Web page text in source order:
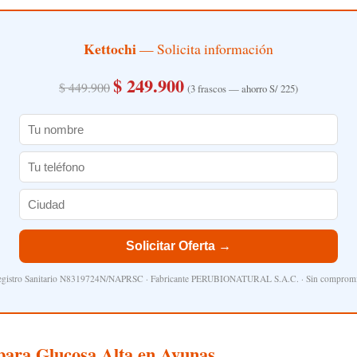
Kettochi— Solicita información
$ 449.900$ 249.900 (3 frascos — ahorro S/ 225)
Solicitar Oferta →
Sanitario N8319724N/NAPRSC · Fabricante PERUBIONATURAL S.A.C. · Sin